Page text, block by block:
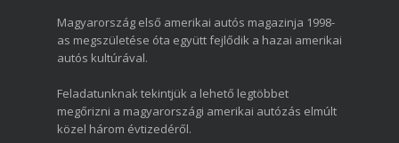
Magyarország első amerikai autós magazinja 1998-
as megszületése óta együtt fejlődik a hazai amerikai
autós kultúrával.
Feladatunknak tekintjük a lehető legtöbbet
megőrizni a magyarországi amerikai autózás elmúlt
közel három évtizedéről.